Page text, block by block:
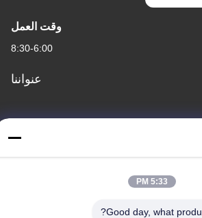
وقت العمل
8:30-6:00
عنواننا
شيامين، الصين
قرية ووفينغ، مدينة تشونغوو، كوانتشو، فوجيان،
5:33 PM
Good day, what